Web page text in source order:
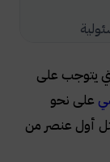
يتوجب على
على نحو
أول عنصر من